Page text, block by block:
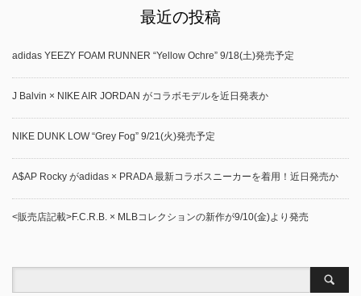
最近の投稿
adidas YEEZY FOAM RUNNER “Yellow Ochre” 9/18(土)発売予定
J Balvin × NIKE AIR JORDAN がコラボモデルを近日発表か
NIKE DUNK LOW “Grey Fog” 9/21(火)発売予定
A$AP Rocky がadidas × PRADA 最新コラボスニーカーを着用！近日発売か
<販売店記載>F.C.R.B. × MLBコレクションの新作が9/10(金)より発売